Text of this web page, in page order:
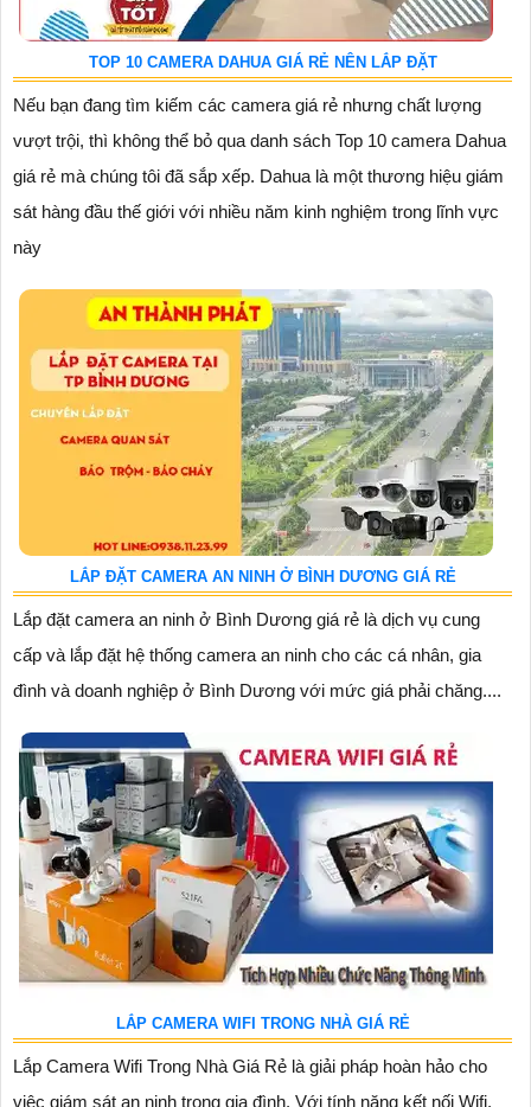
TOP 10 CAMERA DAHUA GIÁ RẺ NÊN LẮP ĐẶT
Nếu bạn đang tìm kiếm các camera giá rẻ nhưng chất lượng
vượt trội, thì không thể bỏ qua danh sách Top 10 camera Dahua
giá rẻ mà chúng tôi đã sắp xếp. Dahua là một thương hiệu giám
sát hàng đầu thế giới với nhiều năm kinh nghiệm trong lĩnh vực
này
LẮP ĐẶT CAMERA AN NINH Ở BÌNH DƯƠNG GIÁ RẺ
Lắp đặt camera an ninh ở Bình Dương giá rẻ là dịch vụ cung
cấp và lắp đặt hệ thống camera an ninh cho các cá nhân, gia
đình và doanh nghiệp ở Bình Dương với mức giá phải chăng....
LẮP CAMERA WIFI TRONG NHÀ GIÁ RẺ
Lắp Camera Wifi Trong Nhà Giá Rẻ là giải pháp hoàn hảo cho
việc giám sát an ninh trong gia đình. Với tính năng kết nối Wifi,